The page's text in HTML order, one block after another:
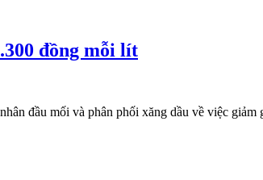
đồng mỗi lít
đầu mối và phân phối xăng dầu về việc giảm